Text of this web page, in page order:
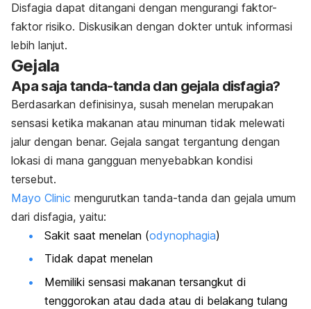
Disfagia dapat ditangani dengan mengurangi faktor-
faktor risiko. Diskusikan dengan dokter untuk informasi
lebih lanjut.
Gejala
Apa saja tanda-tanda dan gejala disfagia?
Berdasarkan definisinya, susah menelan merupakan
sensasi ketika makanan atau minuman tidak melewati
jalur dengan benar. Gejala sangat tergantung dengan
lokasi di mana gangguan menyebabkan kondisi
tersebut.
Mayo Clinic mengurutkan tanda-tanda dan gejala umum
dari disfagia, yaitu:
Sakit saat menelan (odynophagia)
Tidak dapat menelan
Memiliki sensasi makanan tersangkut di
tenggorokan atau dada atau di belakang tulang